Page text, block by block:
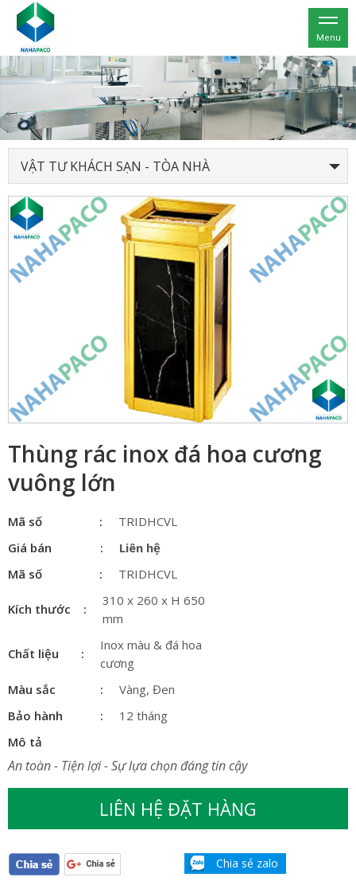
Menu
VẬT TƯ KHÁCH SẠN - TÒA NHÀ
Thùng rác inox đá hoa cương
vuông lớn
Mã số
TRIDHCVL
Giá bán
Liên hệ
Mã số
TRIDHCVL
Kích thước
310 x 260 x H 650
mm
Chất liệu
Inox màu & đá hoa
cương
Màu sắc
Vàng, Đen
Bảo hành
12 tháng
Mô tả
An toàn - Tiện lợi - Sự lựa chọn đáng tin cậy
LIÊN HỆ ĐẶT HÀNG
Chia sẻ zalo